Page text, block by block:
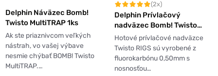
Delphin Náväzec Bomb!
Twisto MultiTRAP 1ks
Ak ste priaznivcom veľkých
nástrah, vo vašej výbave
nesmie chýbať BOMB! Twisto
MultiTRAP.…
(2x)
Delphin Prívlačový
nadväzec Bomb! Twisto
Rigs Fluorocarbon 3ks
Hotové prívlačové nadväzce
Twisto RIGS sú vyrobené z
fluorokarbónu 0,50mm s
nosnosťou…